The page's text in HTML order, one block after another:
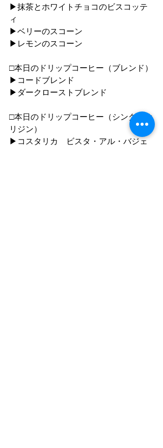
▶︎抹茶とホワイトチョコのビスコッテ
ィ
▶︎ベリーのスコーン
▶︎レモンのスコーン
□本日のドリップコーヒー（ブレンド）
▶︎コードブレンド
▶︎ダークローストブレンド
□本日のドリップコーヒー（シングルオ
リジン）
▶︎コスタリカ　ビスタ・アル・バジェ